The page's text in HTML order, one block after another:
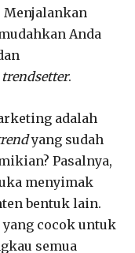
Anda
trendsetter.
adalah
yang sudah
Pasalnya,
menyimak
bentuk lain.
cocok untuk
semua